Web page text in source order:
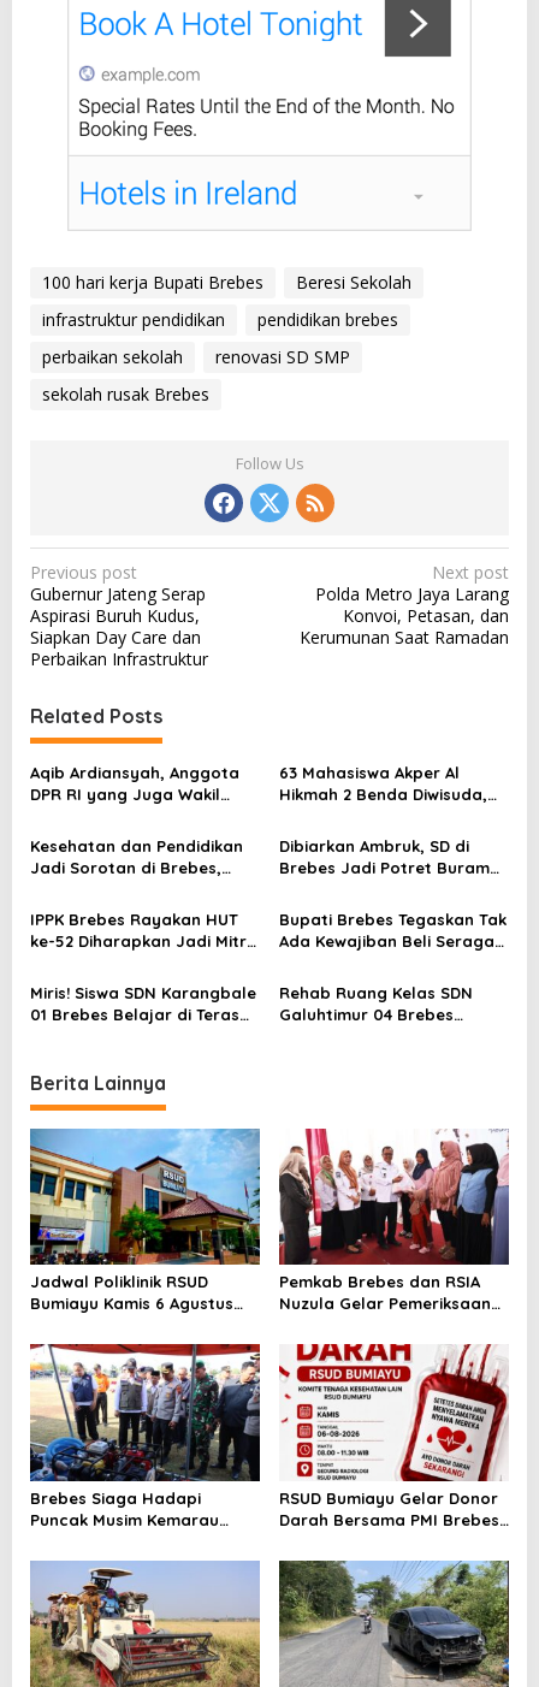
100 hari kerja Bupati Brebes
Beresi Sekolah
infrastruktur pendidikan
pendidikan brebes
perbaikan sekolah
renovasi SD SMP
sekolah rusak Brebes
Follow Us
P
o
s
t
n
a
v
i
g
a
t
i
n
Previous post
Gubernur Jateng Serap
Aspirasi Buruh Kudus,
Siapkan Day Care dan
Perbaikan Infrastruktur
Next post
Polda Metro Jaya Larang
Konvoi, Petasan, dan
Kerumunan Saat Ramadan
Related Posts
Aqib Ardiansyah, Anggota
DPR RI yang Juga Wakil
Peradaban, Ajak Mahasiswa
Berani Ambil Peluang
63 Mahasiswa Akper Al
Hikmah 2 Benda Diwisuda,
Perawat yang Berjiwa
Pengabdian
Kesehatan dan Pendidikan
Jadi Sorotan di Brebes,
Jadi Prioritas Daerah!
Dibiarkan Ambruk, SD di
Brebes Jadi Potret Buram
Pendidikan
IPPK Brebes Rayakan HUT
ke-52 Diharapkan Jadi Mitra
Pendidikan
Bupati Brebes Tegaskan Tak
Ada Kewajiban Beli Seragam
Miris! Siswa SDN Karangbale
01 Brebes Belajar di Teras
Rehab Ruang Kelas SDN
Galuhtimur 04 Brebes
Berita Lainnya
Jadwal Poliklinik RSUD
Bumiayu Kamis 6 Agustus
Dokter Sebelum Berkunjung
Pemkab Brebes dan RSIA
Nuzula Gelar Pemeriksaan
Perkuat Kesehatan Ibu dan
Bayi
Brebes Siaga Hadapi
Puncak Musim Kemarau
Kesiapsiagaan Bencana dan
Karhutla
RSUD Bumiayu Gelar Donor
Darah Bersama PMI Brebes
Indonesia